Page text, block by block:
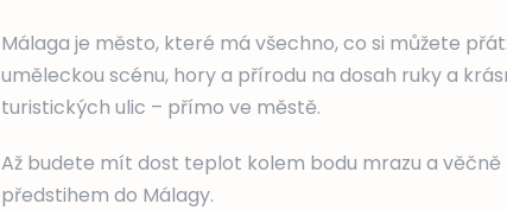
Málaga je město, které má všechno, co si můžete
uměleckou scénu, hory a přírodu na dosah ruky a
turistických ulic – přímo ve městě.
Až budete mít dost teplot kolem bodu mrazu a
předstihem do Málagy.